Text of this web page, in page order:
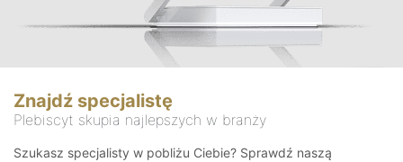
Znajdź specjalistę
Plebiscyt skupia najlepszych w branży
Szukasz specjalisty w pobliżu Ciebie? Sprawdź naszą